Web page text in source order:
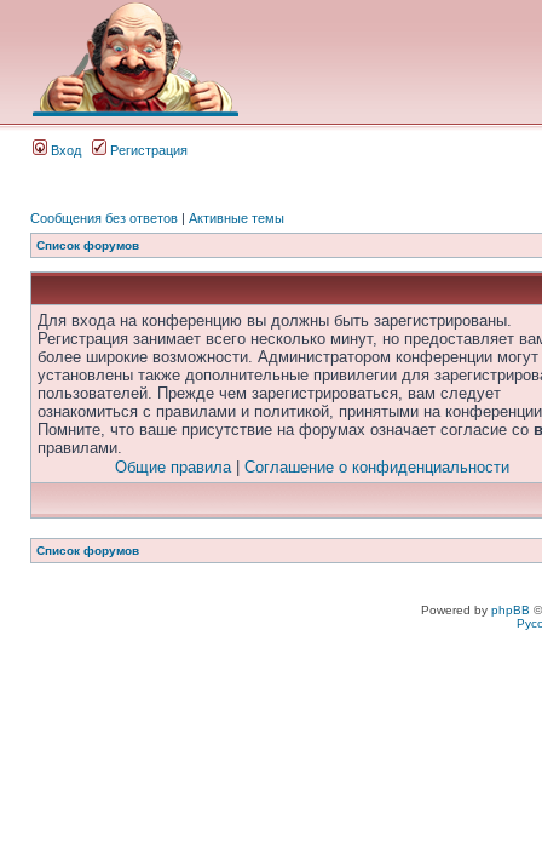
Вход Регистрация
Сообщения без ответов | Активные темы
Список форумов
Для входа на конференцию вы должны быть зарегистрированы.
Регистрация занимает всего несколько минут, но предоставляет
более широкие возможности. Администратором конференции
установлены также дополнительные привилегии для
пользователей. Прежде чем зарегистрироваться, вам следует
ознакомиться с правилами и политикой, принятыми на
Помните, что ваше присутствие на форумах означает согласие со
правилами.
Общие правила| Соглашение о конфиденциальности
Список форумов
Powered by phpBB